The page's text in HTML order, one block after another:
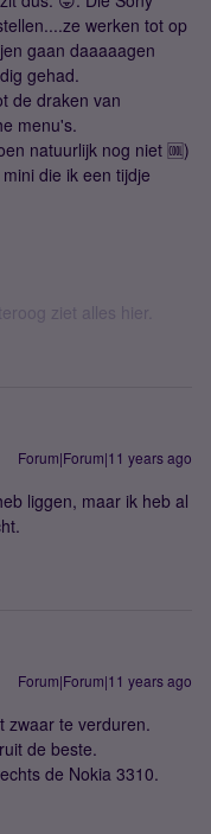
werken tot op
gaan daaaaagen
gehad.
de draken van
menu's.
natuurlijk nog niet 🆒)
die ik een tijdje
ziet alles hier.
Forum|Forum|11 years ago
liggen, maar ik heb al
Forum|Forum|11 years ago
zwaar te verduren.
de beste.
de Nokia 3310.